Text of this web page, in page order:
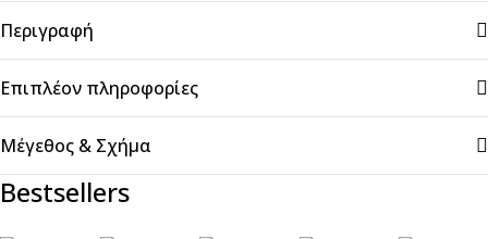
Περιγραφή
Επιπλέον πληροφορίες
Μέγεθος & Σχήμα
Bestsellers